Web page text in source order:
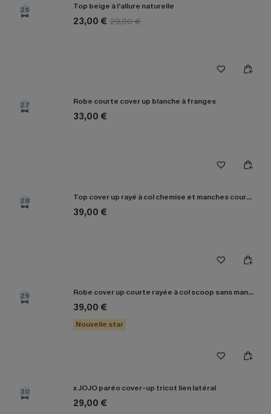
26 Top beige à l’allure naturelle
23,00 € 29,00 €
27 Robe courte cover up blanche à franges
33,00 €
28 Top cover up rayé à col chemise et manches courtes
39,00 €
29 Robe cover up courte rayée à col scoop sans manches
39,00 €
Nouvelle star
30 x JOJO paréo cover-up tricot lien latéral
29,00 €